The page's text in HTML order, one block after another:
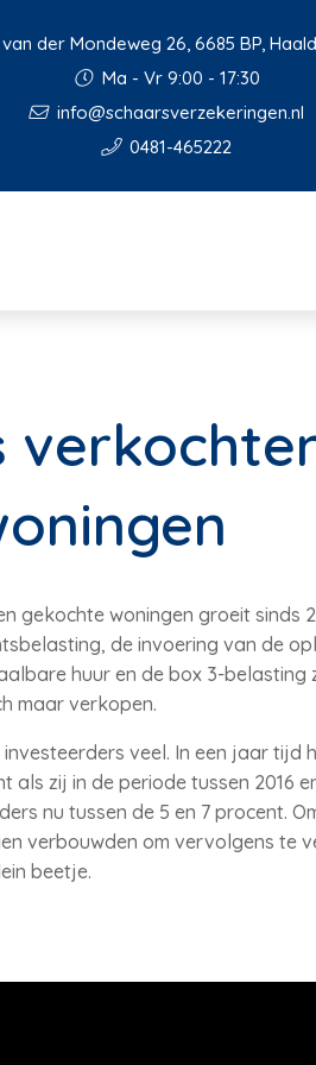
van der Mondeweg 26, 6685 BP,
Ma - Vr 9:00 - 17:30
info@schaarsverzekeringen.nl
0481-465222
gekochte woningen groeit sinds
de invoering van de
huur en de box 3-
maar verkopen.
veel. In een jaar tijd
als zij in de periode tussen 2016
nu tussen de 5 en 7 procent.
verbouwden om vervolgens te
beetje.